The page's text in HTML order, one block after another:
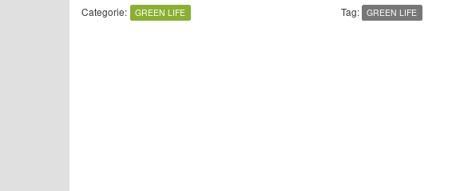
Categorie: GREEN LIFE Tag: GREEN LIFE